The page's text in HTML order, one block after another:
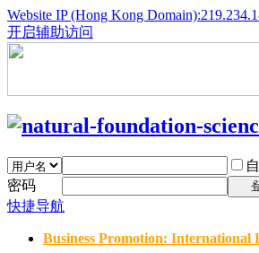
Website IP (Hong Kong
开启辅助访问
密码
快捷导航
Business Promotion: